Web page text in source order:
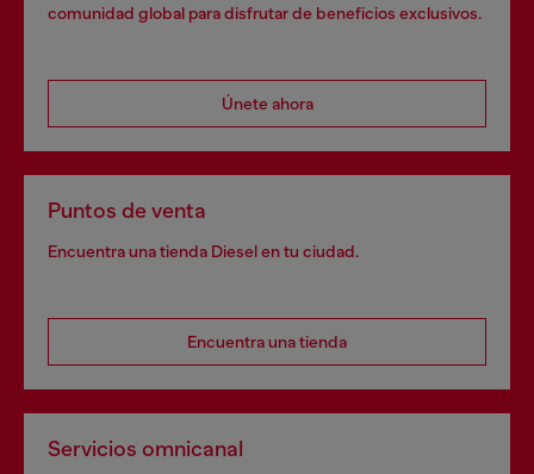
comunidad global para disfrutar de beneficios exclusivos.
Únete ahora
Puntos de venta
Encuentra una tienda Diesel en tu ciudad.
Encuentra una tienda
Servicios omnicanal